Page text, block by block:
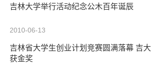
吉林大学举行活动纪念公木百年诞辰
2010-06-13
吉林省大学生创业计划竞赛圆满落幕 吉大
获金奖